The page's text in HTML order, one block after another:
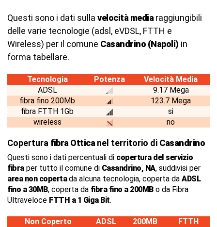
Questi sono i dati sulla velocità media raggiungibili
delle varie tecnologie (adsl, eVDSL, FTTH e
Wireless) per il comune Casandrino (Napoli) in
forma tabellare.
Tecnologia Potenza
Velocità Media
ADSL
9.17 Mega
fibra fino 200Mb
123.7 Mega
fibra FTTH 1Gb
si
wireless
no
Copertura fibra Ottica nel territorio di Casandrino
Questi sono i dati percentuali di copertura del servizio
fibraper tutto il comune di Casandrino, NA, suddivisi per
area non copertada alcuna tecnologia, coperta da ADSL
fino a 30MB, coperta da fibra fino a 200MBo da Fibra
Ultraveloce FTTH a 1 Giga Bit.
Non Coperto ADSL 200MB
FTTH